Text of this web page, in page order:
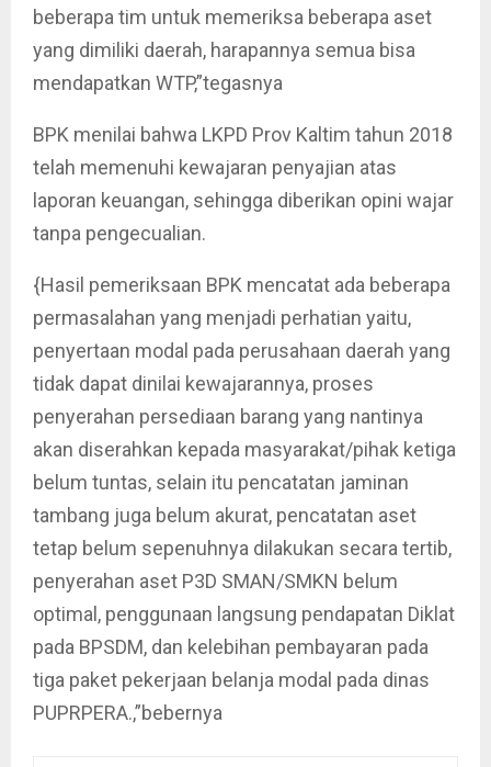
beberapa tim untuk memeriksa beberapa aset
yang dimiliki daerah, harapannya semua bisa
mendapatkan WTP,”tegasnya
BPK menilai bahwa LKPD Prov Kaltim tahun 2018
telah memenuhi kewajaran penyajian atas
laporan keuangan, sehingga diberikan opini wajar
tanpa pengecualian.
{Hasil pemeriksaan BPK mencatat ada beberapa
permasalahan yang menjadi perhatian yaitu,
penyertaan modal pada perusahaan daerah yang
tidak dapat dinilai kewajarannya, proses
penyerahan persediaan barang yang nantinya
akan diserahkan kepada masyarakat/pihak ketiga
belum tuntas, selain itu pencatatan jaminan
tambang juga belum akurat, pencatatan aset
tetap belum sepenuhnya dilakukan secara tertib,
penyerahan aset P3D SMAN/SMKN belum
optimal, penggunaan langsung pendapatan Diklat
pada BPSDM, dan kelebihan pembayaran pada
tiga paket pekerjaan belanja modal pada dinas
PUPRPERA.,”bebernya